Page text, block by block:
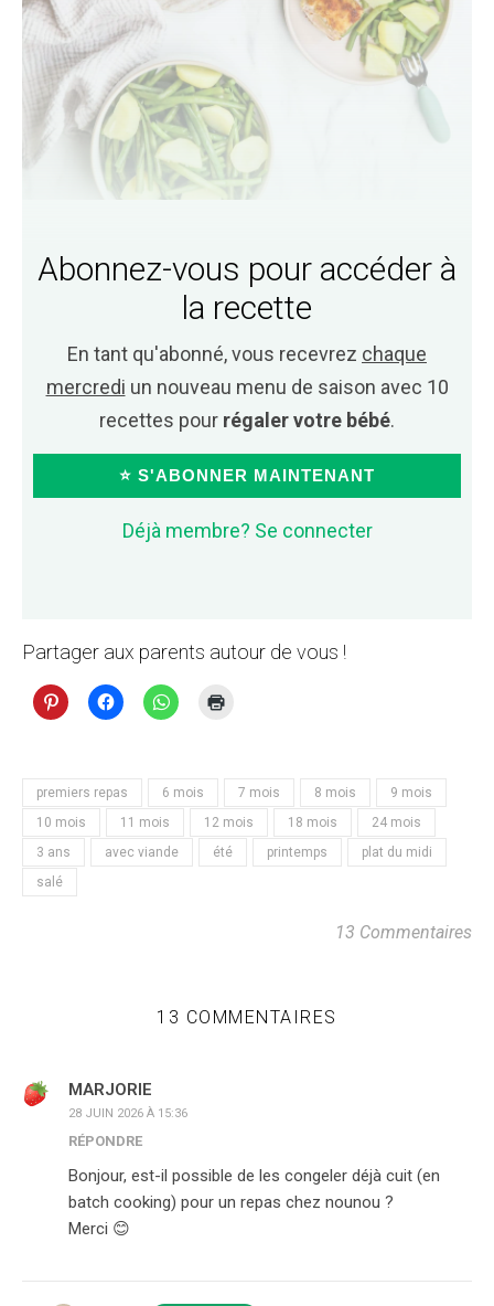
Abonnez-vous pour accéder à
la recette
En tant qu'abonné, vous recevrez chaque
mercredi un nouveau menu de saison avec 10
recettes pour régaler votre bébé.
⭐ S'ABONNER MAINTENANT
Déjà membre? Se connecter
Partager aux parents autour de vous !
premiers repas 6 mois 7 mois 8 mois
9 mois
10 mois
11 mois 12 mois 18 mois
24 mois
3 ans
avec viande été printemps
plat du midi
salé
13 Commentaires
13 COMMENTAIRES
MARJORIE
28 JUIN 2026 À 15:36
RÉPONDRE
Bonjour, est-il possible de les congeler déjà cuit (en
batch cooking) pour un repas chez nounou ?
Merci 😊